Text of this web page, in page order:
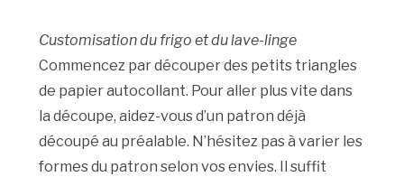
Customisation du frigo et du lave-linge
Commencez par découper des petits triangles
de papier autocollant. Pour aller plus vite dans
la découpe, aidez-vous d’un patron déjà
découpé au préalable. N’hésitez pas à varier les
formes du patron selon vos envies. Il suffit